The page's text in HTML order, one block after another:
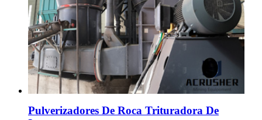
Pulverizadores De Roca Trituradora De